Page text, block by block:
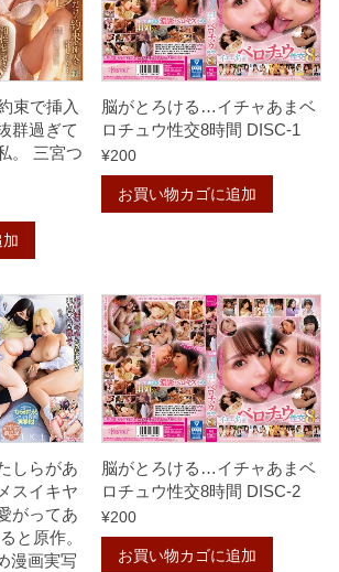
束で挿入
群過ぎて
。 三宮つ
脳がとろける…イチャあまベ
ロチュウ性交8時間 DISC-1
¥200
お買い物カゴに追加
しらがあ
スイキヤ
がってあ
と原作。
漫画実写
脳がとろける…イチャあまベ
ロチュウ性交8時間 DISC-2
¥200
お買い物カゴに追加